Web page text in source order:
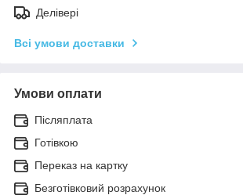
Делівері
Всі умови доставки
Умови оплати
Післяплата
Готівкою
Переказ на картку
Безготівковий розрахунок